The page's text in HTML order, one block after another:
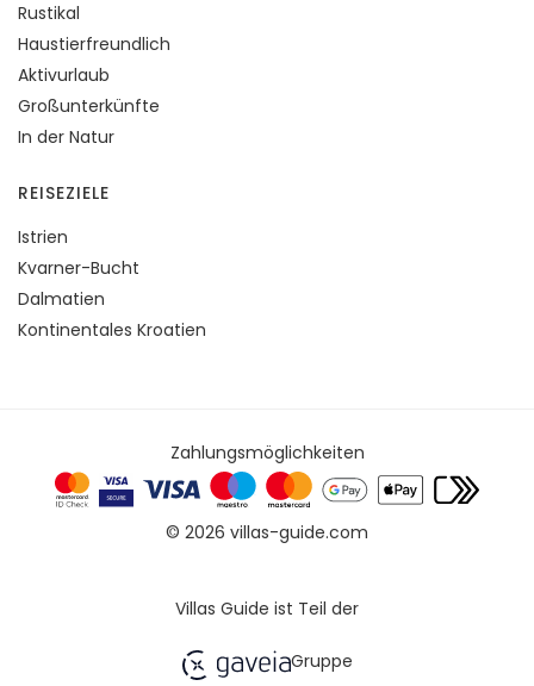
Rustikal
Haustierfreundlich
Aktivurlaub
Großunterkünfte
In der Natur
REISEZIELE
Istrien
Kvarner-Bucht
Dalmatien
Kontinentales Kroatien
Zahlungsmöglichkeiten
© 2026 villas-guide.com
Villas Guide ist Teil der
Gruppe